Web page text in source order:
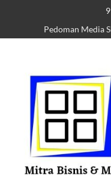
Pedoman Media